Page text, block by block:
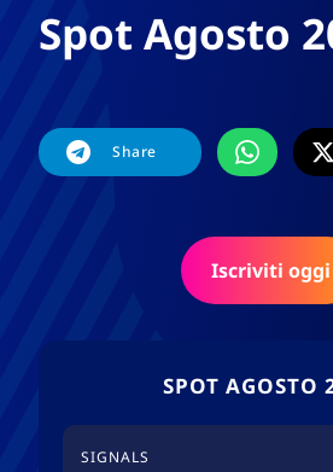
Spot Agosto
Share
Iscriviti oggi
SPOT AGOSTO
SIGNALS